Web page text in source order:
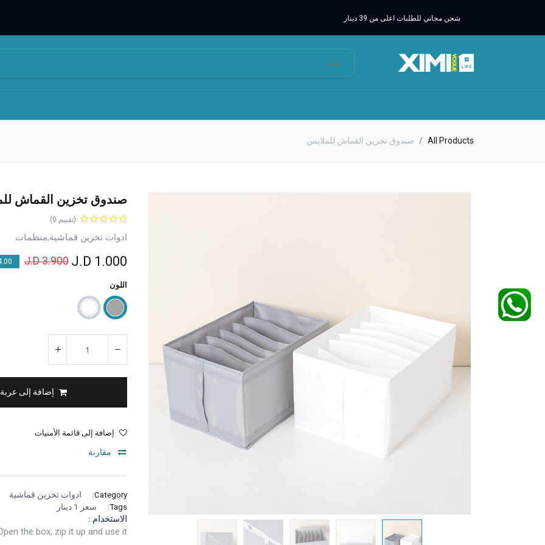
شحن مجاني للطلبات اعلى من 39 دينار
All Products صندوق تخزين القماش للملابس
صندوق تخزين القماش
(تقييم 0)
ادوات تخزين قماشية,منظمات
1.000
3.900
J.D
% OFF
اللون
إضافة إلى
إضافة إلى قائمة الأمنيات
مقارنة
Category:
ادوات تخزين قماشية
Tags:
سعر 1 دينار
الاستخدام :
the box, zip it up and use it